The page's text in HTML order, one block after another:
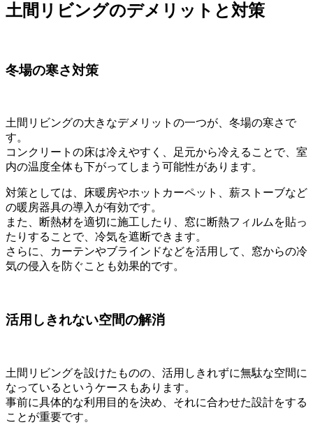
土間リビングのデメリットと対策
冬場の寒さ対策
土間リビングの大きなデメリットの一つが、冬場の寒さで
す。
コンクリートの床は冷えやすく、足元から冷えることで、室
内の温度全体も下がってしまう可能性があります。
対策としては、床暖房やホットカーペット、薪ストーブなど
の暖房器具の導入が有効です。
また、断熱材を適切に施工したり、窓に断熱フィルムを貼っ
たりすることで、冷気を遮断できます。
さらに、カーテンやブラインドなどを活用して、窓からの冷
気の侵入を防ぐことも効果的です。
活用しきれない空間の解消
土間リビングを設けたものの、活用しきれずに無駄な空間に
なっているというケースもあります。
事前に具体的な利用目的を決め、それに合わせた設計をする
ことが重要です。